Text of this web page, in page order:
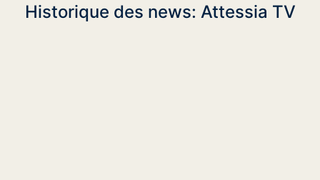
Historique des news: Attessia TV